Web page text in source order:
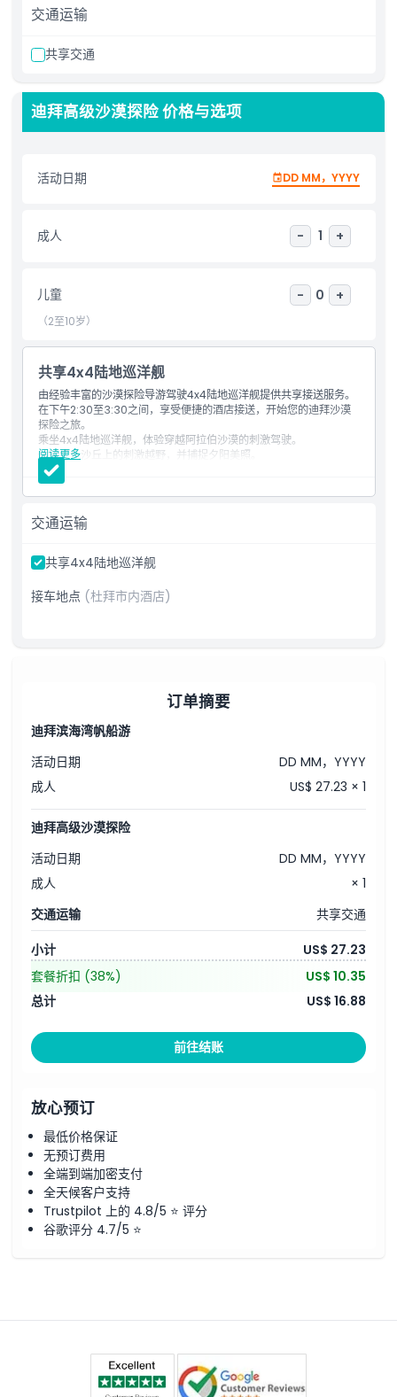
下层甲板：
带空调座位的下层甲板
露天座位的上层甲板
交通运输
共享交通
迪拜高级沙漠探险 价格与选项
活动日期 DD MM，YYYY
成人 - 1 +
儿童 - 0 +
（2至10岁）
共享4x4陆地巡洋舰
由经验丰富的沙漠探险导游驾驶4x4陆地巡洋舰提供共享接送服务。
在下午2:30至3:30之间，享受便捷的酒店接送，开始您的迪拜沙漠
探险之旅。
乘坐4x4陆地巡洋舰，体验穿越阿拉伯沙漠的刺激驾驶。
体验红色沙丘上的刺激越野，并捕捉夕阳美照。
抵达我们的迪拜沙漠探险营地，尝试传统活动：
享受海娜纹身、骑骆驼和穿阿拉伯服饰。
享用含素食和非素食选项的烧烤自助晚餐。
无限供应水、茶、咖啡和软饮料。
观看现场表演，包括：纺纱舞、肚皮舞和火舞表演。
可根据要求体验滑沙板，乐趣更多。
阅读更多
交通运输
共享4x4陆地巡洋舰
接车地点 (杜拜市内酒店)
订单摘要
迪拜滨海湾帆船游
活动日期
DD MM，YYYY
成人
US$ 27.23 × 1
迪拜高级沙漠探险
活动日期
DD MM，YYYY
成人
× 1
交通运输
共享交通
小计
US$ 27.23
套餐折扣 (38%)
US$ 10.35
总计
US$ 16.88
前往结账
放心预订
最低价格保证
无预订费用
全端到端加密支付
全天候客户支持
Trustpilot 上的 4.8/5 ⭐ 评分
谷歌评分 4.7/5 ⭐